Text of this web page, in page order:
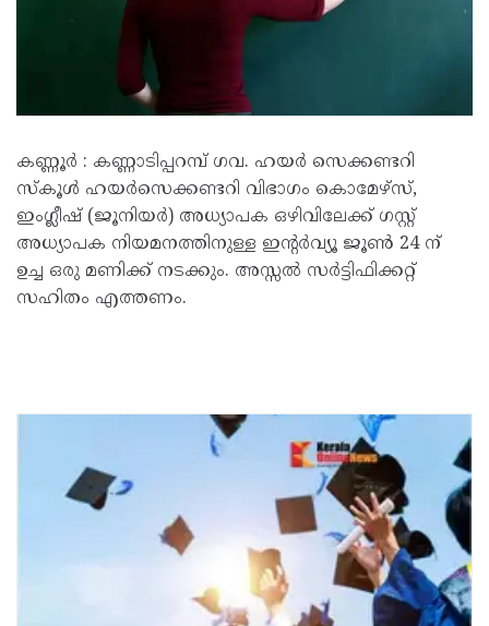
കണ്ണൂർ : കണ്ണാടിപ്പറമ്പ് ഗവ. ഹയർ സെക്കണ്ടറി
സ്കൂൾ ഹയർസെക്കണ്ടറി വിഭാഗം കൊമേഴ്സ്,
ഇംഗ്ലീഷ് (ജൂനിയർ) അധ്യാപക ഒഴിവിലേക്ക് ഗസ്റ്റ്
അധ്യാപക നിയമനത്തിനുള്ള ഇൻ്റർവ്യൂ ജൂൺ 24 ന്
ഉച്ച ഒരു മണിക്ക് നടക്കും. അസ്സൽ സർട്ടിഫിക്കറ്റ്
സഹിതം എത്തണം.